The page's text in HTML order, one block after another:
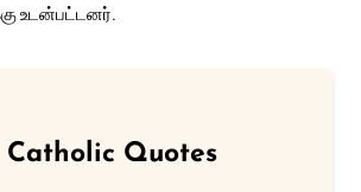
உடன்பட்டனர்.
Catholic Quotes